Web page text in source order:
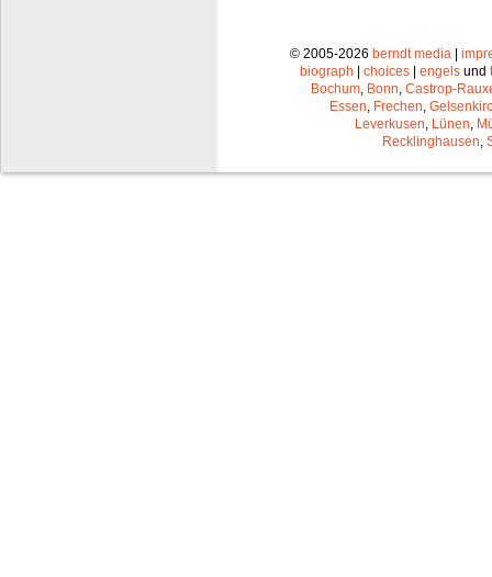
© 2005-2026 berndt media|
biograph
choices engels und
Bochum, Bonn, Castrop-
Essen, Frechen,
Leverkusen, Lünen,
Recklinghausen,